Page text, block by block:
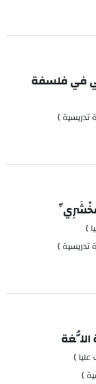
في فلسفة
)
)
تدريسية )
اللُّغة
)
)